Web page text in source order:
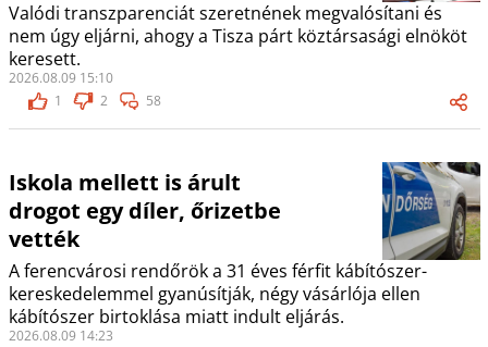
Valódi transzparenciát szeretnének megvalósítani és
nem úgy eljárni, ahogy a Tisza párt köztársasági elnököt
keresett.
2026.08.09 15:10
1
2 58
Iskola mellett is árult
drogot egy díler, őrizetbe
vették
A ferencvárosi rendőrök a 31 éves férfit kábítószer-
kereskedelemmel gyanúsítják, négy vásárlója ellen
kábítószer birtoklása miatt indult eljárás.
2026.08.09 14:23